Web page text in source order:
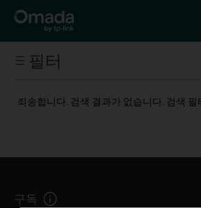
필터
Festa
무선 속도
죄송합니다. 검색 결과가 없습니다. 검색
구독